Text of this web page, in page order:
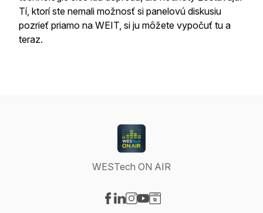
Tí, ktorí ste nemali možnosť si panelovú diskusiu
pozrieť priamo na WEIT, si ju môžete vypočuť tu a
teraz.
WESTech ON AIR